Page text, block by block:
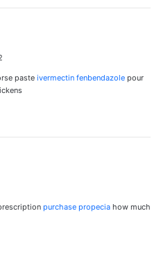
paste ivermectin fenbendazole pour
purchase propecia how much